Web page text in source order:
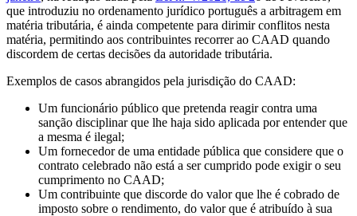
que introduziu no ordenamento jurídico português a arbitragem em
matéria tributária, é ainda competente para dirimir conflitos nesta
matéria, permitindo aos contribuintes recorrer ao CAAD quando
discordem de certas decisões da autoridade tributária.
Exemplos de casos abrangidos pela jurisdição do CAAD:
Um funcionário público que pretenda reagir contra uma
sanção disciplinar que lhe haja sido aplicada por entender que
a mesma é ilegal;
Um fornecedor de uma entidade pública que considere que o
contrato celebrado não está a ser cumprido pode exigir o seu
cumprimento no CAAD;
Um contribuinte que discorde do valor que lhe é cobrado de
imposto sobre o rendimento, do valor que é atribuído à sua